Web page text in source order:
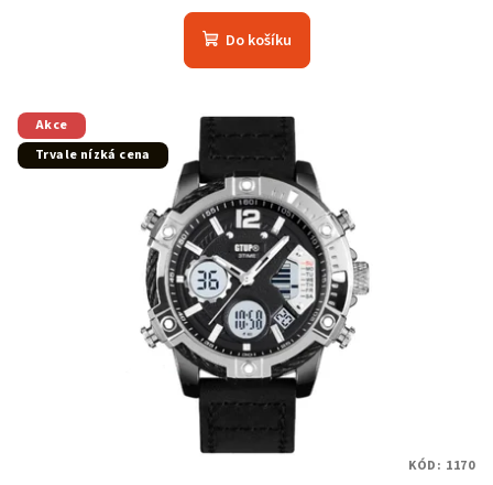
hodnocení
produktu
5
hvězdiček.
Do košíku
Akce
Trvale nízká cena
KÓD: 1170